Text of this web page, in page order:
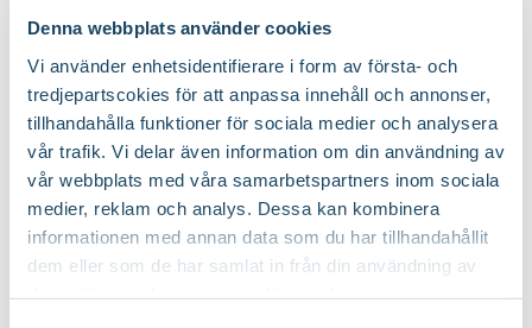
Denna webbplats använder cookies
Vi använder enhetsidentifierare i form av första- och
tredjepartscokies för att anpassa innehåll och annonser,
tillhandahålla funktioner för sociala medier och analysera
vår trafik. Vi delar även information om din användning av
vår webbplats med våra samarbetspartners inom sociala
medier, reklam och analys. Dessa kan kombinera
informationen med annan data som du har tillhandahållit
dem eller som de har samlat in från din användning av
Blomsterlandet
Finns i flera varianter
Från 59
Online
I lager
Till Produkten
till Blomjord produktsida
blommande krukväxter
Blomsterlandet
59 90
Online
Till Produkten
till Näringspinnar